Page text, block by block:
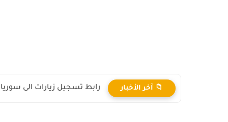
📁 آخر الأخبار رابط تسجيل زيارات الى سوريا 2025